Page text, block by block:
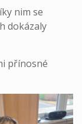
nim se
dokázaly
přínosné